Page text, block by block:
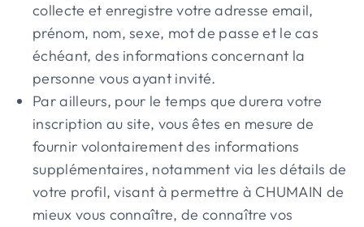
collecte et enregistre votre adresse email,
prénom, nom, sexe, mot de passe et le cas
échéant, des informations concernant la
personne vous ayant invité.
Par ailleurs, pour le temps que durera votre
inscription au site, vous êtes en mesure de
fournir volontairement des informations
supplémentaires, notamment via les détails de
votre profil, visant à permettre à CHUMAIN de
mieux vous connaître, de connaître vos